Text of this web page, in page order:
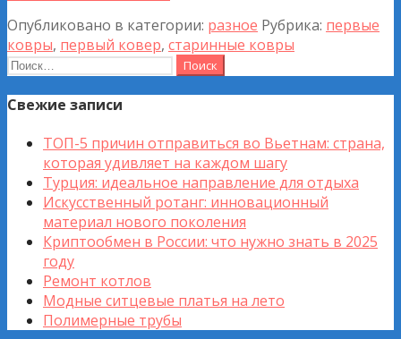
Опубликовано в категории: разное Рубрика: первые
ковры, первый ковер, старинные ковры
Найти:
Свежие записи
ТОП-5 причин отправиться во Вьетнам: страна,
которая удивляет на каждом шагу
Турция: идеальное направление для отдыха
Искусственный ротанг: инновационный
материал нового поколения
Криптообмен в России: что нужно знать в 2025
году
Ремонт котлов
Модные ситцевые платья на лето
Полимерные трубы